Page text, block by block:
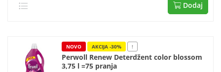
Dodaj
NOVO AKCIJA -30% !
Perwoll Renew Deterdžent color blossom
3,75 l =75 pranja